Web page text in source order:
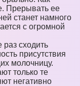
Прерывать ее
станет намного
с огромной
сходить
присутствия
молочницу.
только те
негативно